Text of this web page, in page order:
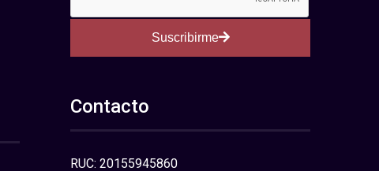
Suscribirme
Contacto
RUC: 20155945860